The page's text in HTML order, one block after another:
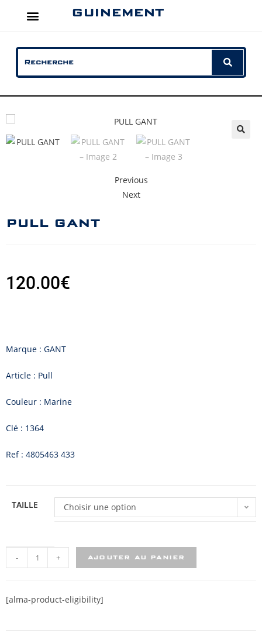
GUINEMENT
Previous
Next
PULL GANT
120.00€
Marque : GANT
Article : Pull
Couleur : Marine
Clé : 1364
Ref : 4805463 433
TAILLE Choisir une option
- + AJOUTER AU PANIER
[alma-product-eligibility]